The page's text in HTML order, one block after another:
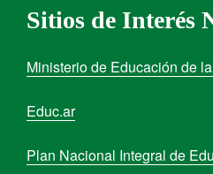
Sitios de Interés
Ministerio de Educación de
Educ.ar
Plan Nacional Integral de